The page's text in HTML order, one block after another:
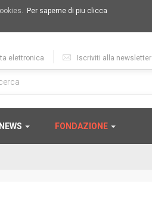
Per saperne di piu clicca
elettronica Iscriviti alla newsletter
NEWS FONDAZIONE